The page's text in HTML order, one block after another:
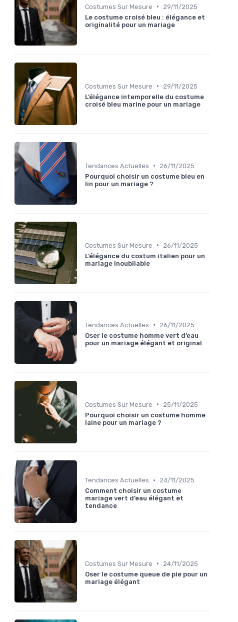
Costumes Sur Mesure •
29/11/2025
Le costume croisé bleu : élégance et
originalité pour un mariage
Costumes Sur Mesure •
29/11/2025
L’élégance intemporelle du costume
croisé bleu marine pour un mariage
Tendances Actuelles •
26/11/2025
Pourquoi choisir un costume bleu en
lin pour un mariage ?
Costumes Sur Mesure •
26/11/2025
L’élégance du costum italien pour un
mariage inoubliable
Tendances Actuelles •
26/11/2025
Oser le costume homme vert d’eau
pour un mariage élégant et original
Costumes Sur Mesure •
25/11/2025
Pourquoi choisir un costume homme
laine pour un mariage ?
Tendances Actuelles •
24/11/2025
Comment choisir un costume
mariage vert d’eau élégant et
tendance
Costumes Sur Mesure •
24/11/2025
Oser le costume queue de pie pour un
mariage élégant